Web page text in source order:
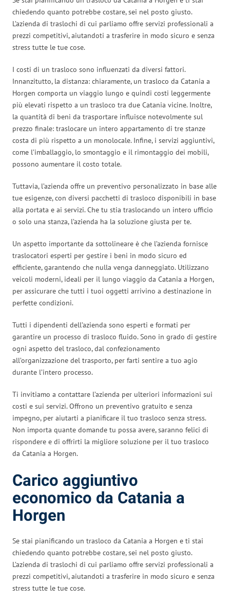
chiedendo quanto potrebbe costare, sei nel posto giusto.
L’azienda di traslochi di cui parliamo offre servizi professionali a
prezzi competitivi, aiutandoti a trasferire in modo sicuro e senza
stress tutte le tue cose.
I costi di un trasloco sono influenzati da diversi fattori.
Innanzitutto, la distanza: chiaramente, un trasloco da Catania a
Horgen comporta un viaggio lungo e quindi costi leggermente
più elevati rispetto a un trasloco tra due Catania vicine. Inoltre,
la quantità di beni da trasportare influisce notevolmente sul
prezzo finale: traslocare un intero appartamento di tre stanze
costa di più rispetto a un monolocale. Infine, i servizi aggiuntivi,
come l’imballaggio, lo smontaggio e il rimontaggio dei mobili,
possono aumentare il costo totale.
Tuttavia, l’azienda offre un preventivo personalizzato in base alle
tue esigenze, con diversi pacchetti di trasloco disponibili in base
alla portata e ai servizi. Che tu stia traslocando un intero ufficio
o solo una stanza, l’azienda ha la soluzione giusta per te.
Un aspetto importante da sottolineare è che l’azienda fornisce
traslocatori esperti per gestire i beni in modo sicuro ed
efficiente, garantendo che nulla venga danneggiato. Utilizzano
veicoli moderni, ideali per il lungo viaggio da Catania a Horgen,
per assicurare che tutti i tuoi oggetti arrivino a destinazione in
perfette condizioni.
Tutti i dipendenti dell’azienda sono esperti e formati per
garantire un processo di trasloco fluido. Sono in grado di gestire
ogni aspetto del trasloco, dal confezionamento
all’organizzazione del trasporto, per farti sentire a tuo agio
durante l’intero processo.
Ti invitiamo a contattare l’azienda per ulteriori informazioni sui
costi e sui servizi. Offrono un preventivo gratuito e senza
impegno, per aiutarti a pianificare il tuo trasloco senza stress.
Non importa quante domande tu possa avere, saranno felici di
rispondere e di offrirti la migliore soluzione per il tuo trasloco
da Catania a Horgen.
Carico aggiuntivo
economico da Catania a
Horgen
Se stai pianificando un trasloco da Catania a Horgen e ti stai
chiedendo quanto potrebbe costare, sei nel posto giusto.
L’azienda di traslochi di cui parliamo offre servizi professionali a
prezzi competitivi, aiutandoti a trasferire in modo sicuro e senza
stress tutte le tue cose.